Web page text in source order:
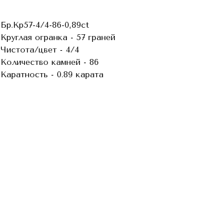
Бр.Кр57-4/4-86-0,89ct
Круглая огранка - 57 граней
Чистота/цвет - 4/4
Количество камней - 86
Каратность - 0.89 карата